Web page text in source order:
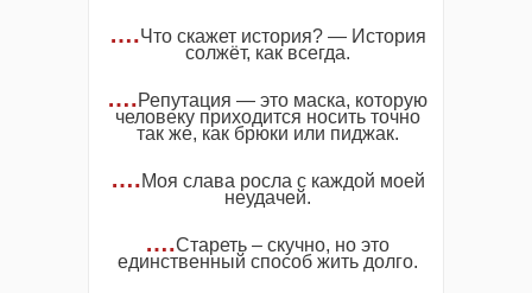
….Что скажет история? — История
солжёт, как всегда.
….Репутация — это маска, которую
человеку приходится носить точно
так же, как брюки или пиджак.
….Моя слава росла с каждой моей
неудачей.
….Стареть – скучно, но это
единственный способ жить долго.